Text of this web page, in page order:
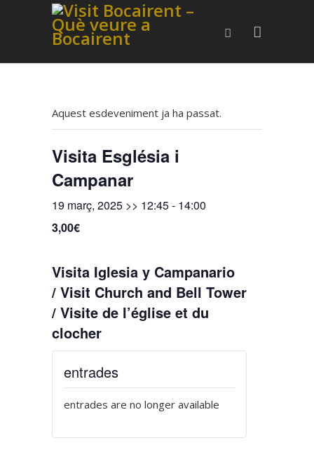
Aquest esdeveniment ja ha passat.
Visita Església i
Campanar
19 març, 2025 >> 12:45- 14:00
3,00€
Visita Iglesia y Campanario
/ Visit Church and Bell Tower
/ Visite de l’église et du
clocher
entrades
entrades are no longer available